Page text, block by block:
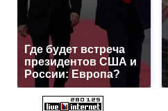
Где будет встреча
президентов США и
России: Европа?